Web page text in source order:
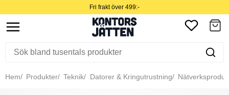
Fri frakt över 499:-
Hem Produkter Teknik Datorer & Kringutrustning